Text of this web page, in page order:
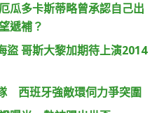
瓜多卡斯蒂略曾承認自己出
遞補？
盜 哥斯大黎加期待上演2014
西班牙強敵環伺力爭突圍